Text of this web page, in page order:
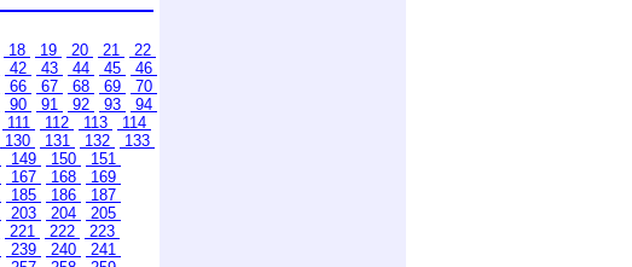
18 19 20 21
22
42 43 44 45
46
66 67 68 69
70
90 91 92 93
94
111 112 113
114
130 131 132
133
149 150
151
167 168
169
185 186
187
203 204
205
221 222
223
239 240
241